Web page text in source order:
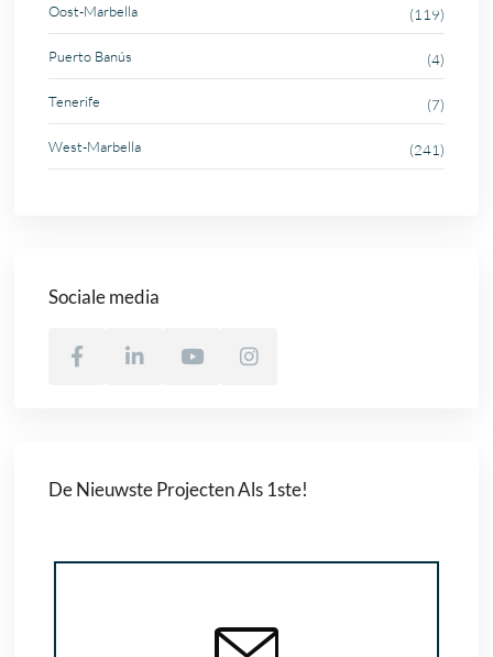
Oost-Marbella (119)
Puerto Banús (4)
Tenerife (7)
West-Marbella (241)
Sociale media
De Nieuwste Projecten Als 1ste!